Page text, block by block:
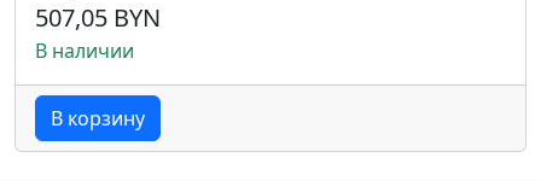
507,05 BYN
В наличии
В корзину